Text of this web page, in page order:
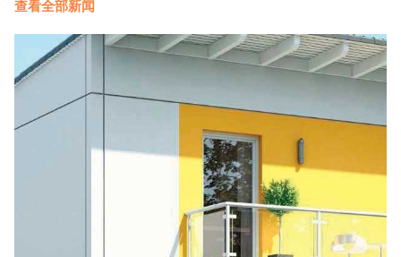
查看全部新闻